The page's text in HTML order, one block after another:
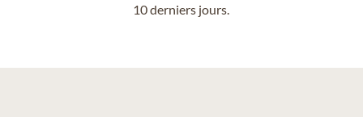
10 derniers jours.